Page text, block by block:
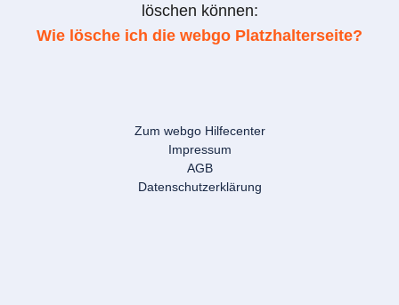
löschen können:
Wie lösche ich die webgo Platzhalterseite?
Zum webgo Hilfecenter
Impressum
AGB
Datenschutzerklärung